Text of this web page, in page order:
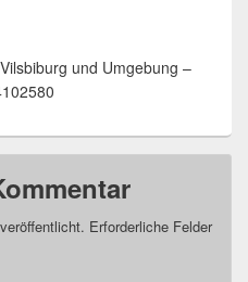
und Umgebung –
Erforderliche Felder